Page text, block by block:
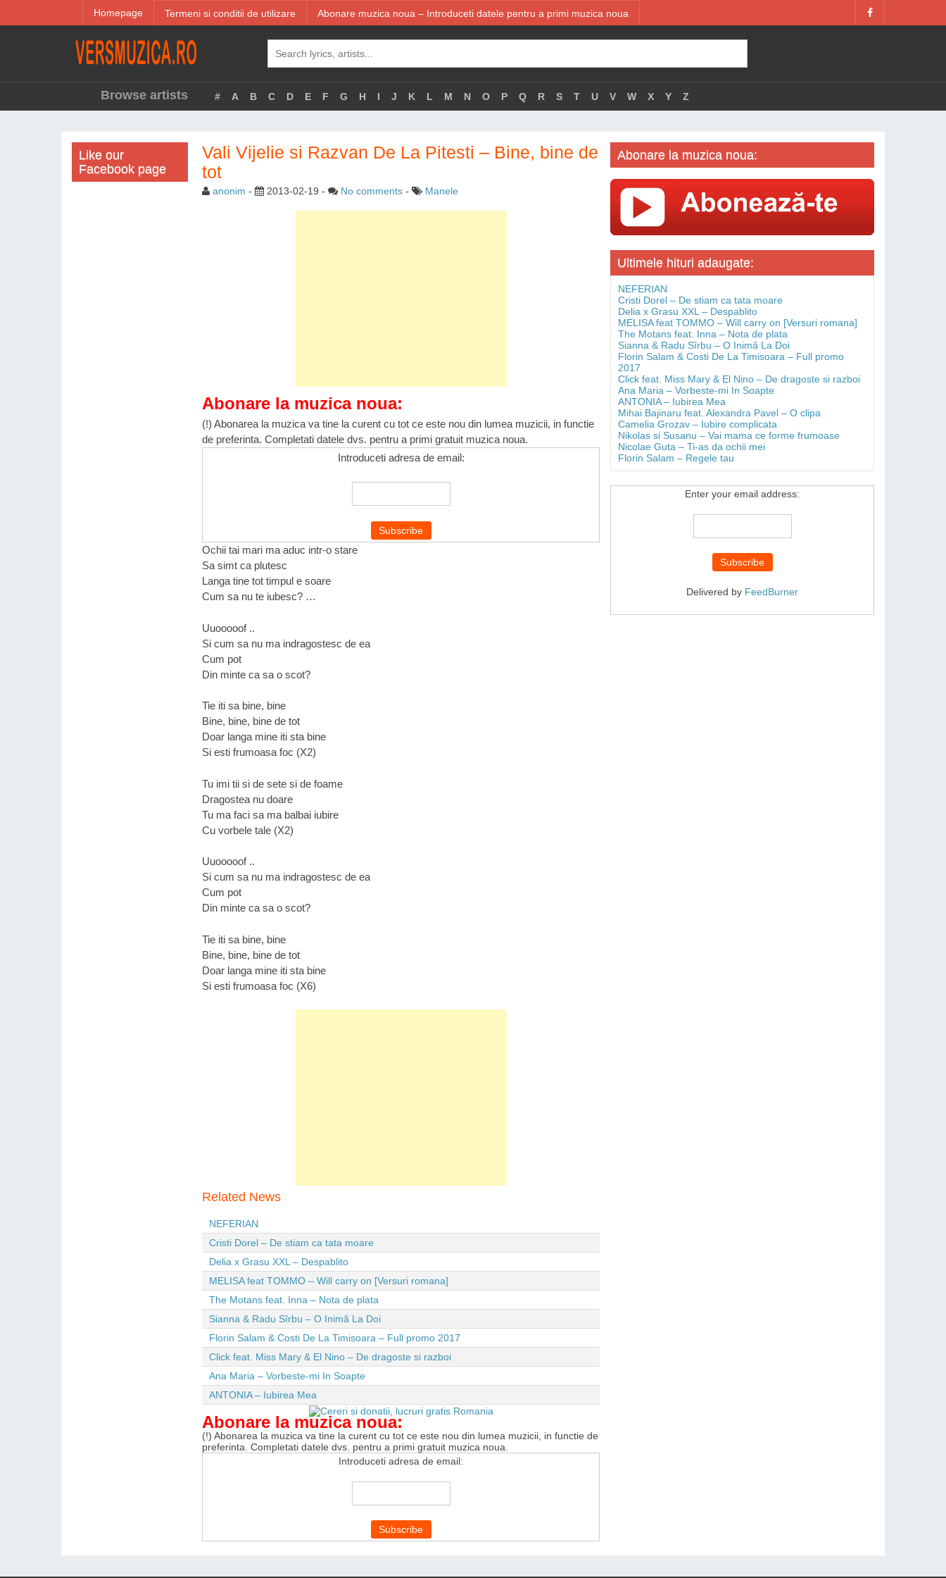
Homepage Termeni si conditii de utilizare Abonare muzica noua – Introduceti datele pentru a primi muzica noua
Browse artists # A B C D E F G H I J K L M N O P Q R S T U V W X Y Z
Like our
Facebook page
Vali Vijelie si Razvan De La Pitesti – Bine, bine de
tot
anonim - 2013-02-19 - No comments - Manele
Abonare la muzica noua:
(!) Abonarea la muzica va tine la curent cu tot ce este nou din lumea muzicii, in functie
de preferinta. Completati datele dvs. pentru a primi gratuit muzica noua.
Introduceti adresa de email:
Ochii tai mari ma aduc intr-o stare
Sa simt ca plutesc
Langa tine tot timpul e soare
Cum sa nu te iubesc? …
Uuooooof ..
Si cum sa nu ma indragostesc de ea
Cum pot
Din minte ca sa o scot?
Tie iti sa bine, bine
Bine, bine, bine de tot
Doar langa mine iti sta bine
Si esti frumoasa foc (X2)
Tu imi tii si de sete si de foame
Dragostea nu doare
Tu ma faci sa ma balbai iubire
Cu vorbele tale (X2)
Uuooooof ..
Si cum sa nu ma indragostesc de ea
Cum pot
Din minte ca sa o scot?
Tie iti sa bine, bine
Bine, bine, bine de tot
Doar langa mine iti sta bine
Si esti frumoasa foc (X6)
Related News
NEFERIAN
Cristi Dorel – De stiam ca tata moare
Delia x Grasu XXL – Despablito
MELISA feat TOMMO – Will carry on [Versuri romana]
The Motans feat. Inna – Nota de plata
Sianna & Radu Sîrbu – O Inimă La Doi
Florin Salam & Costi De La Timisoara – Full promo 2017
Click feat. Miss Mary & El Nino – De dragoste si razboi
Ana Maria – Vorbeste-mi In Soapte
ANTONIA – Iubirea Mea
Abonare la muzica noua:
(!) Abonarea la muzica va tine la curent cu tot ce este nou din lumea muzicii, in functie de
preferinta. Completati datele dvs. pentru a primi gratuit muzica noua.
Introduceti adresa de email:
Abonare la muzica noua:
Ultimele hituri adaugate:
NEFERIAN
Cristi Dorel – De stiam ca tata moare
Delia x Grasu XXL – Despablito
MELISA feat TOMMO – Will carry on [Versuri romana]
The Motans feat. Inna – Nota de plata
Sianna & Radu Sîrbu – O Inimă La Doi
Florin Salam & Costi De La Timisoara – Full promo
2017
Click feat. Miss Mary & El Nino – De dragoste si razboi
Ana Maria – Vorbeste-mi In Soapte
ANTONIA – Iubirea Mea
Mihai Bajinaru feat. Alexandra Pavel – O clipa
Camelia Grozav – Iubire complicata
Nikolas si Susanu – Vai mama ce forme frumoase
Nicolae Guta – Ti-as da ochii mei
Florin Salam – Regele tau
Enter your email address:
Delivered by FeedBurner